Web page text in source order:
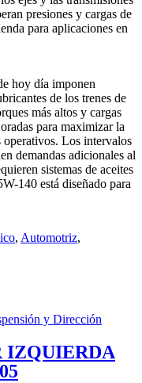
presiones y cargas de
para aplicaciones en
hoy día imponen
de los trenes de
más altos y cargas
para maximizar la
Los intervalos
demandas adicionales al
sistemas de aceites
140 está diseñado para
, Automotriz,
y Dirección
IZQUIERDA